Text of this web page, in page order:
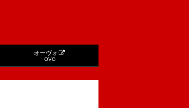
オーヴォ
OVO